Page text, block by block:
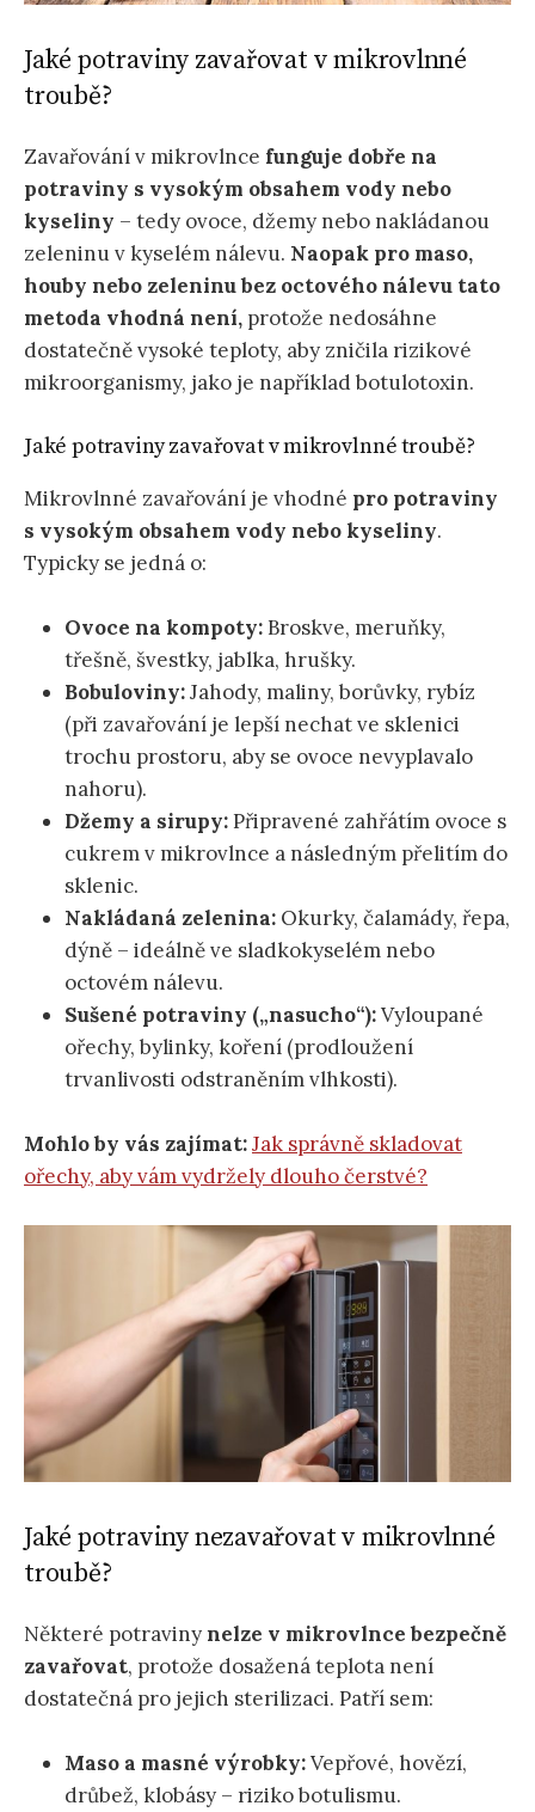
Jaké potraviny zavařovat v mikrovlnné
troubě?
Zavařování v mikrovlnce funguje dobře na
potraviny s vysokým obsahem vody nebo
kyseliny – tedy ovoce, džemy nebo nakládanou
zeleninu v kyselém nálevu. Naopak pro maso,
houby nebo zeleninu bez octového nálevu tato
metoda vhodná není, protože nedosáhne
dostatečně vysoké teploty, aby zničila rizikové
mikroorganismy, jako je například botulotoxin.
Jaké potraviny zavařovat v mikrovlnné troubě?
Mikrovlnné zavařování je vhodné pro potraviny
s vysokým obsahem vody nebo kyseliny.
Typicky se jedná o:
Ovoce na kompoty:Broskve, meruňky,
třešně, švestky, jablka, hrušky.
Bobuloviny:Jahody, maliny, borůvky, rybíz
(při zavařování je lepší nechat ve sklenici
trochu prostoru, aby se ovoce nevyplavalo
nahoru).
Džemy a sirupy:Připravené zahřátím ovoce s
cukrem v mikrovlnce a následným přelitím do
sklenic.
Nakládaná zelenina: Okurky, čalamády, řepa,
dýně – ideálně ve sladkokyselém nebo
octovém nálevu.
Sušené potraviny („nasucho“):Vyloupané
ořechy, bylinky, koření (prodloužení
trvanlivosti odstraněním vlhkosti).
Mohlo by vás zajímat:Jak správně skladovat
ořechy, aby vám vydržely dlouho čerstvé?
Jaké potraviny nezavařovat v mikrovlnné
troubě?
Některé potravinynelze v mikrovlnce bezpečně
zavařovat, protože dosažená teplota není
dostatečná pro jejich sterilizaci. Patří sem:
Maso a masné výrobky:Vepřové, hovězí,
drůbež, klobásy – riziko botulismu.